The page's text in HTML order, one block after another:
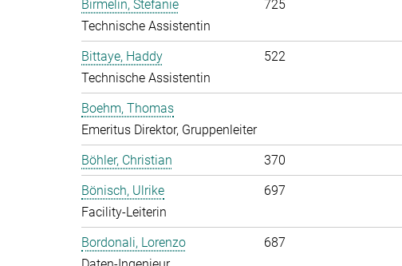
Birmelin, Stefanie
Technische Assistentin
725
Bittaye, Haddy
Technische Assistentin
522
Boehm, Thomas
Emeritus Direktor, Gruppenleiter
Böhler, Christian 370
Bönisch, Ulrike
Facility-Leiterin
697
Bordonali, Lorenzo
687